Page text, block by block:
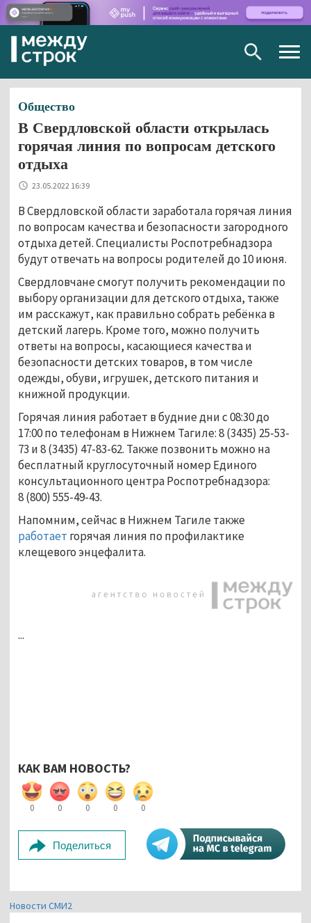
Общество
В Свердловской области открылась
горячая линия по вопросам детского
отдыха
23.05.2022 16:39
В Свердловской области заработала горячая линия
по вопросам качества и безопасности загородного
отдыха детей. Специалисты Роспотребнадзора
будут отвечать на вопросы родителей до 10 июня.
Свердловчане смогут получить рекомендации по
выбору организации для детского отдыха, также
им расскажут, как правильно собрать ребёнка в
детский лагерь. Кроме того, можно получить
ответы на вопросы, касающиеся качества и
безопасности детских товаров, в том числе
одежды, обуви, игрушек, детского питания и
книжной продукции.
Горячая линия работает в будние дни с 08:30 до
17:00 по телефонам в Нижнем Тагиле: 8 (3435) 25-53-
73 и 8 (3435) 47-83-62. Также позвонить можно на
бесплатный круглосуточный номер Единого
консультационного центра Роспотребнадзора:
8 (800) 555-49-43.
Напомним, сейчас в Нижнем Тагиле также
работает горячая линия по профилактике
клещевого энцефалита.
...
КАК ВАМ НОВОСТЬ?
0 0 0 0 0
Поделиться
Новости СМИ2